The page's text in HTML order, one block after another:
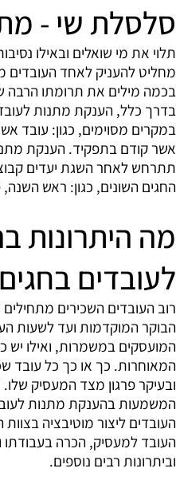
סלסלת שי -
תלוי את מי שואלים ובאילו
מחליט להעניק לאחד העובדים
בכמה מילים את תרומתו הרבה
בדרך כלל, הענקת מתנות
במקרים מסוימים, כגון: עובד
אשר קודם בתפקיד. הענקת
תתרחש לאחר השגת יעדים
החגים השונים, כגון: ראש
מה היתרונות
לעובדים
רוב העובדים השכירים
הבוקר המוקדמות ועד לשעות
המועסקים במשמרות, ואילו יש
המאוחרות. כך או כך כל עובד
ובעיקר פרגון מצד המעסיק
המשמעות בהענקת מתנות
העובדים ליצור מוטיבציה
העובד למעסיק, הכרה
וביתרונות רבים נוספים.